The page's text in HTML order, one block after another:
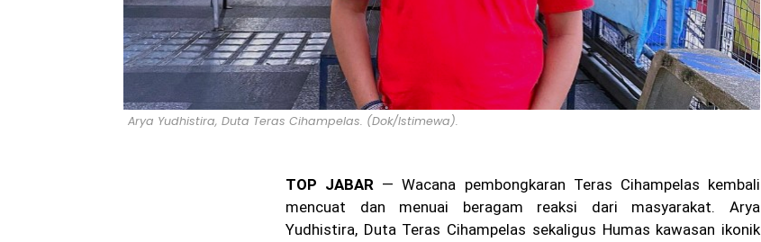
Arya Yudhistira, Duta Teras Cihampelas. (Dok/Istimewa).
TOP JABAR — Wacana pembongkaran Teras Cihampelas kembali
mencuat dan menuai beragam reaksi dari masyarakat. Arya
Yudhistira, Duta Teras Cihampelas sekaligus Humas kawasan ikonik